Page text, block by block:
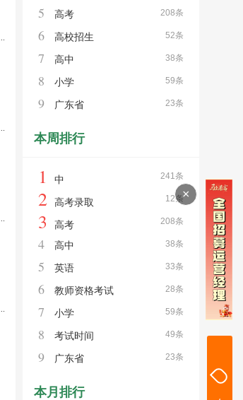
208条
5 高考
52条
6 高校招生
38条
7 高中
59条
8 小学
23条
9 广东省
本周排行
241条
1 中
12条
2 高考录取
208条
3 高考
38条
4 高中
33条
5 英语
28条
6 教师资格考试
59条
7 小学
49条
8 考试时间
23条
9 广东省
本月排行
×